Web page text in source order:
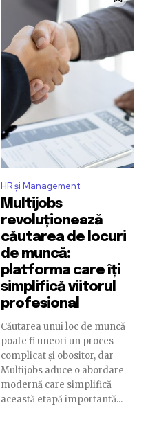
HR și Management
Multijobs
revoluționează
căutarea de locuri
de muncă:
platforma care îți
simplifică viitorul
profesional
Căutarea unui loc de muncă
poate fi uneori un proces
complicat și obositor, dar
Multijobs aduce o abordare
modernă care simplifică
această etapă importantă...